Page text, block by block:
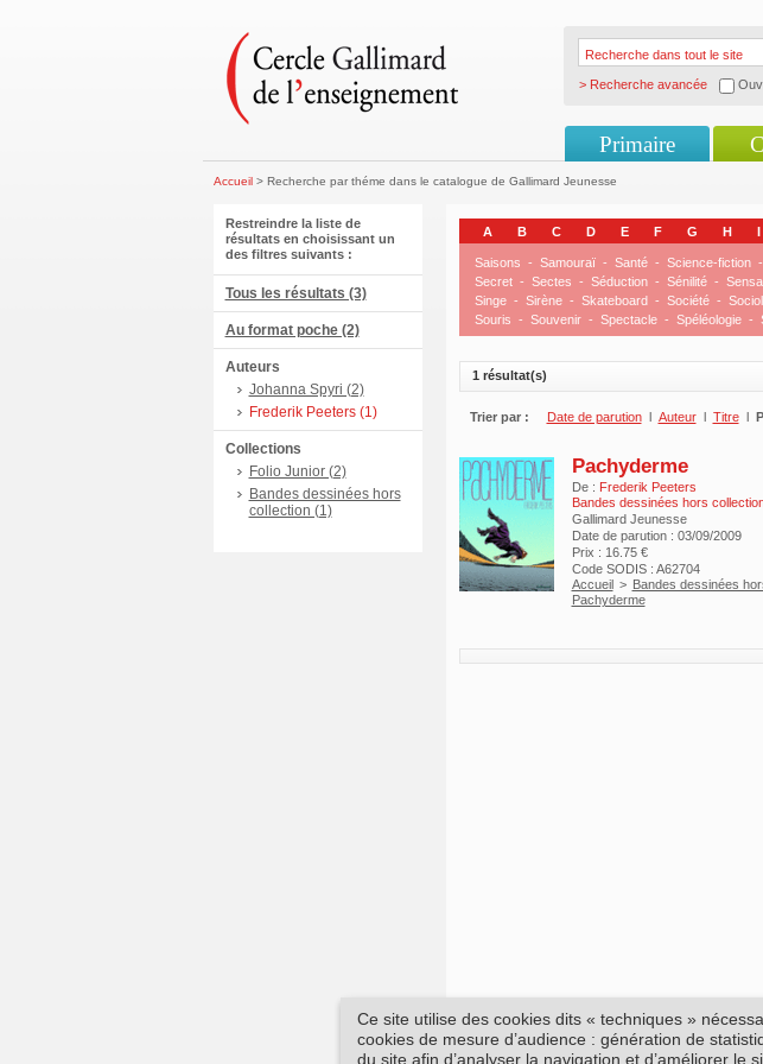
> Recherche avancée
Primaire
Accueil> Recherche par théme dans le catalogue de Gallimard Jeunesse
Restreindre la liste de
résultats en choisissant un
des filtres suivants :
Tous les résultats (3)
Au format poche (2)
Auteurs
Johanna Spyri (2)
Frederik Peeters (1)
Collections
Folio Junior (2)
Bandes dessinées hors
collection (1)
A B C D E F G H I
Saisons - Samouraï - Santé - Science-fiction -
Secret - Sectes - Séduction - Sénilité -
Singe - Sirène - Skateboard - Société -
Souris - Souvenir - Spectacle - Spéléologie -
1 résultat(s)
Trier par : Date de parution l Auteur l Titre l
Pachyderme
De : Frederik Peeters
Bandes dessinées hors
Gallimard Jeunesse
Date de parution : 03/09/2009
Prix : 16.75 €
Code SODIS : A62704
Accueil > Bandes dessinées
Pachyderme
Ce site utilise des cookies dits « techniques »
cookies de mesure d’audience : génération de
du site afin d’analyser la navigation et d’améliorer le